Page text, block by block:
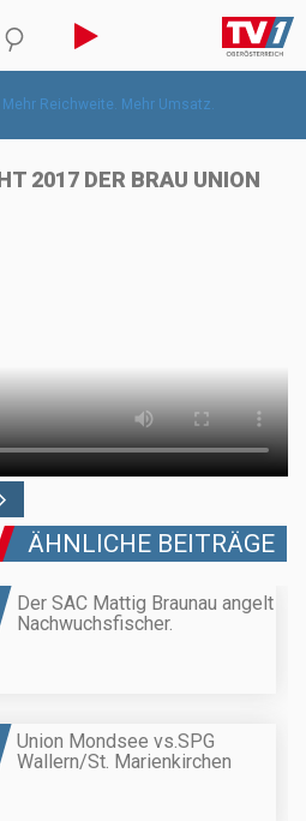
2017 DER BRAU UNION
ÄHNLICHE BEITRÄGE
Der SAC Mattig Braunau angelt
Nachwuchsfischer.
Union Mondsee vs.SPG
Wallern/St. Marienkirchen